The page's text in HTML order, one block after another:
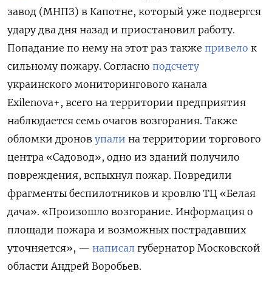
завод (МНПЗ) в Капотне, который уже подвергся
удару два дня назад и приостановил работу.
Попадание по нему на этот раз также привело к
сильному пожару. Согласно подсчету
украинского мониторингового канала
Exilenova+, всего на территории предприятия
наблюдается семь очагов возгорания. Также
обломки дронов упали на территории торгового
центра «Садовод», одно из зданий получило
повреждения, вспыхнул пожар. Повредили
фрагменты беспилотников и кровлю ТЦ «Белая
дача». «Произошло возгорание. Информация о
площади пожара и возможных пострадавших
уточняется», — написал губернатор Московской
области Андрей Воробьев.